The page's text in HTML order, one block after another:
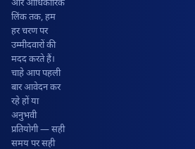
लिंक तक, हम
हर चरण पर
उम्मीदवारों की
मदद करते हैं।
चाहे आप पहली
बार आवेदन कर
रहे हों या
अनुभवी
प्रतियोगी — सही
समय पर सही